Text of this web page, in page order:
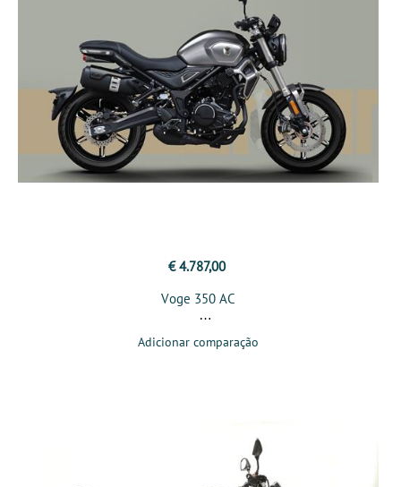
€ 4.787,00
Voge 350 AC
Adicionar comparação